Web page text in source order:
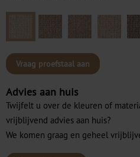
Vraag proefstaal aan
Advies aan huis
Twijfelt u over de kleuren of
vrijblijvend advies aan huis?
We komen graag en geheel